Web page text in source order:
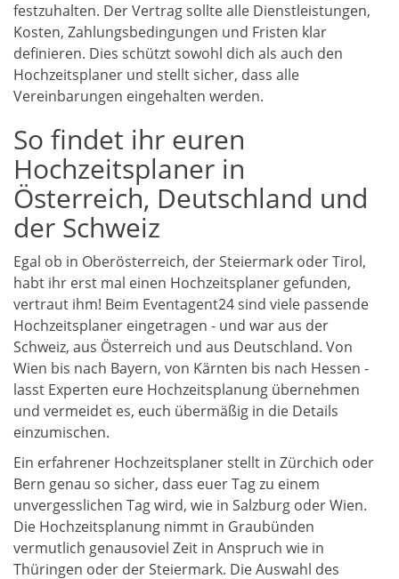
festzuhalten. Der Vertrag sollte alle Dienstleistungen,
Kosten, Zahlungsbedingungen und Fristen klar
definieren. Dies schützt sowohl dich als auch den
Hochzeitsplaner und stellt sicher, dass alle
Vereinbarungen eingehalten werden.
So findet ihr euren
Hochzeitsplaner in
Österreich, Deutschland und
der Schweiz
Egal ob in Oberösterreich, der Steiermark oder Tirol,
habt ihr erst mal einen Hochzeitsplaner gefunden,
vertraut ihm! Beim Eventagent24 sind viele passende
Hochzeitsplaner eingetragen - und war aus der
Schweiz, aus Österreich und aus Deutschland. Von
Wien bis nach Bayern, von Kärnten bis nach Hessen -
lasst Experten eure Hochzeitsplanung übernehmen
und vermeidet es, euch übermäßig in die Details
einzumischen.
Ein erfahrener Hochzeitsplaner stellt in Zürchich oder
Bern genau so sicher, dass euer Tag zu einem
unvergesslichen Tag wird, wie in Salzburg oder Wien.
Die Hochzeitsplanung nimmt in Graubünden
vermutlich genausoviel Zeit in Anspruch wie in
Thüringen oder der Steiermark. Die Auswahl des